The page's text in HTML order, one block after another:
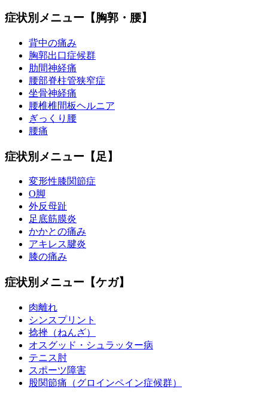
症状別メニュー【胸郭・腰】
背中の痛み
胸郭出口症候群
肋間神経痛
腰部脊柱管狭窄症
坐骨神経痛
腰椎椎間板ヘルニア
ぎっくり腰
腰痛
症状別メニュー【足】
変形性膝関節症
O脚
外反母趾
足底筋膜炎
かかとの痛み
アキレス腱炎
膝の痛み
症状別メニュー【ケガ】
肉離れ
シンスプリント
捻挫（ねんざ）
オスグッド・シュラッター病
テニス肘
スポーツ障害
股関節痛（グロインペイン症候群）